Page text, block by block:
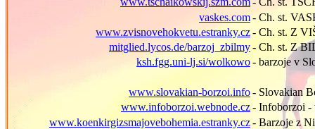
vaskes.com- Ch. st.
www.zvisnovehokvetu.estranky.cz- Ch. st. Z
mitglied.lycos.de/barzoj_zbilmy- Ch. st. Z
ksh.fgg.uni-lj.si/wolkowo- barzoje v
www.slovakian-borzoi.info- Slovakian
www.infoborzoi.webnode.cz- Infoborzoi -
www.koenkirgizsmajovebohemia.estranky.cz- Barzoje z